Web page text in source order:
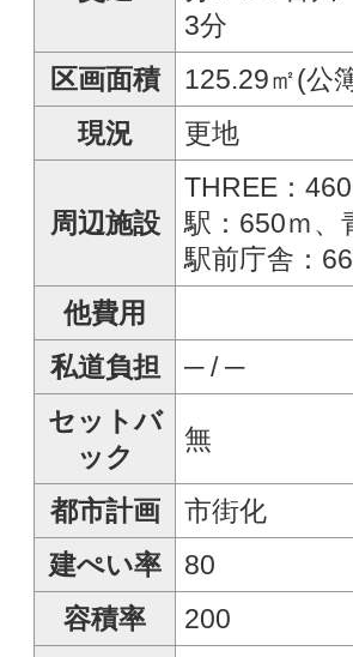
用途地域
近隣商業
地目
宅地
地勢
口9.1ｍ・幅員10ｍ)
青森市景観条例、駐車場
整備地区、準防火地域
備考
・建築条件は有りませ
ん。ご希望のハウスメ
ーカーさんでご自由に
建築できます。青森駅や
バス停、お買物施設が充
実した新町エリアが徒
歩圏内。上水道は20mm
で引込み。接面道路が広
く開放感があります。
住宅や店舗、駐車場とし
てなど幅広く活用でき
そうです。
引渡 即可